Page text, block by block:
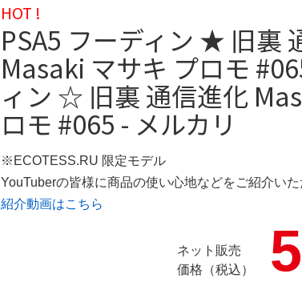
HOT !
PSA5 フーディン ★ 旧裏
Masaki マサキ プロモ
ィン ☆ 旧裏 通信進化
ロモ #065 - メルカリ
※ECOTESS.RU 限定モデル
YouTuberの皆様に商品の使い心地などをご紹介いた
紹介動画はこちら
ネット販売
価格（税込）